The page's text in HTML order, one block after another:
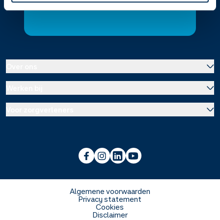
Contact
Franchise informatie
Voorlichting scholen
Algemene voorwaarden
Privacy statement
Cookies
Disclaimer